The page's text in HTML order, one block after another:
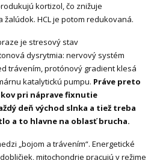
kortizol, čo znižuje
žalúdok. HCL je potom redukovaná.
je stresový stav
dysrytmia: nervový systém
trávením, protónový gradient klesá
katalytickú pumpu. Práve preto
pri náprave fixnutie
deň východ slnka a tiež treba
a to hlavne na oblasť brucha.
„bojom a trávením“. Energetické
mitochondrie pracujú v režime